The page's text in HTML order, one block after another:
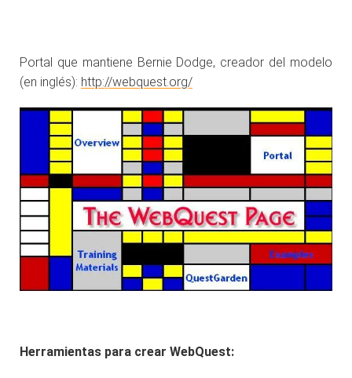
Portal que mantiene Bernie Dodge, creador del modelo
(en inglés): http://webquest.org/
Herramientas para crear WebQuest: